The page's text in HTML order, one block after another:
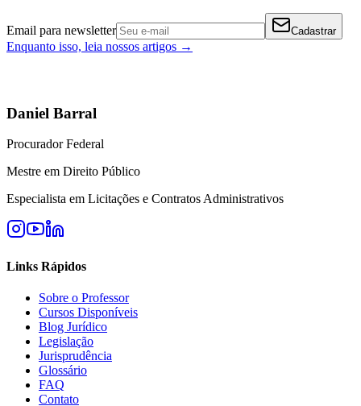
Email para newsletter Cadastrar
Enquanto isso, leia nossos artigos →
Daniel Barral
Procurador Federal
Mestre em Direito Público
Especialista em Licitações e Contratos Administrativos
Links Rápidos
Sobre o Professor
Cursos Disponíveis
Blog Jurídico
Legislação
Jurisprudência
Glossário
FAQ
Contato